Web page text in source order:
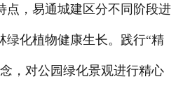
点，易通城建区分不同阶段进
绿化植物健康生长。践行“精
，对公园绿化景观进行精心